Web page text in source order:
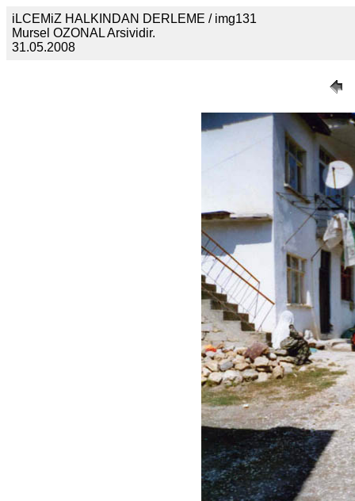
iLCEMiZ HALKINDAN DERLEME / img131
Mursel OZONAL Arsividir.
31.05.2008